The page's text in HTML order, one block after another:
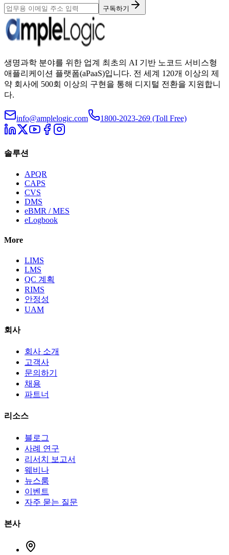
구독하기
생명과학 분야를 위한 업계 최초의 AI 기반 노코드 서비스형
애플리케이션 플랫폼(aPaaS)입니다. 전 세계 120개 이상의 제
약 회사에 500회 이상의 구현을 통해 디지털 전환을 지원합니
다.
info@amplelogic.com 1800-2023-269 (Toll Free)
솔루션
APQR
CAPS
CVS
DMS
eBMR / MES
eLogbook
More
LIMS
LMS
QC 계획
RIMS
안정성
UAM
회사
회사 소개
고객사
문의하기
채용
파트너
리소스
블로그
사례 연구
리서치 보고서
웨비나
뉴스룸
이벤트
자주 묻는 질문
본사